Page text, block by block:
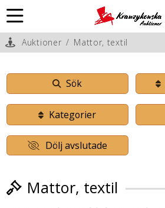
Auktioner / Mattor, textil
Sök
Kategorier
Dölj avslutade
Mattor, textil